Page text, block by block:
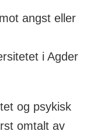
angst eller
i Agder
og psykisk
omtalt av